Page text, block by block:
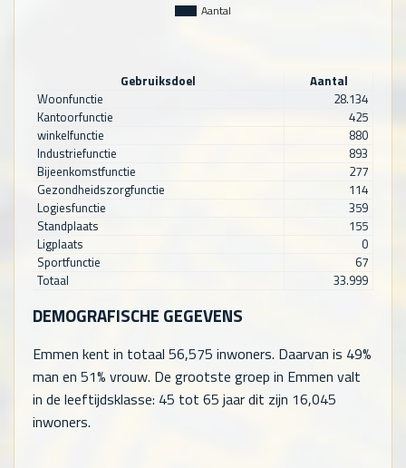
Aantal
Gebruiksdoel
Aantal
Woonfunctie
28.134
Kantoorfunctie
425
winkelfunctie
880
Industriefunctie
893
Bijeenkomstfunctie
277
Gezondheidszorgfunctie
114
Logiesfunctie
359
Standplaats
155
Ligplaats
0
Sportfunctie
67
Totaal
33.999
DEMOGRAFISCHE GEGEVENS
Emmen kent in totaal 56,575 inwoners. Daarvan is 49%
man en 51% vrouw. De grootste groep in Emmen valt
in de leeftijdsklasse: 45 tot 65 jaar dit zijn 16,045
inwoners.